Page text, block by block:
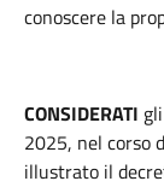
conoscere la
CONSIDERATI
2025, nel corso
illustrato il